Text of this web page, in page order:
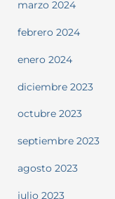
marzo 2024
febrero 2024
enero 2024
diciembre 2023
octubre 2023
septiembre 2023
agosto 2023
julio 2023